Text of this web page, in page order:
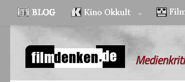
Zum Inhalt springen